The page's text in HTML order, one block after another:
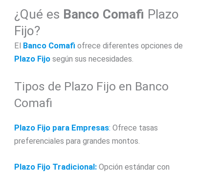
¿Qué es Banco Comafi Plazo
Fijo?
El Banco Comafi ofrece diferentes opciones de
Plazo Fijosegún sus necesidades.
Tipos de Plazo Fijo en Banco
Comafi
Plazo Fijo para Empresas: Ofrece tasas
preferenciales para grandes montos.
Plazo Fijo Tradicional: Opción estándar con